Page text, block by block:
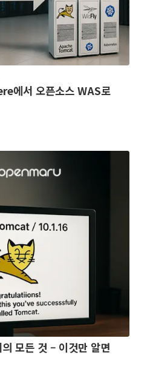
에서 오픈소스 WAS로
모든 것 – 이것만 알면